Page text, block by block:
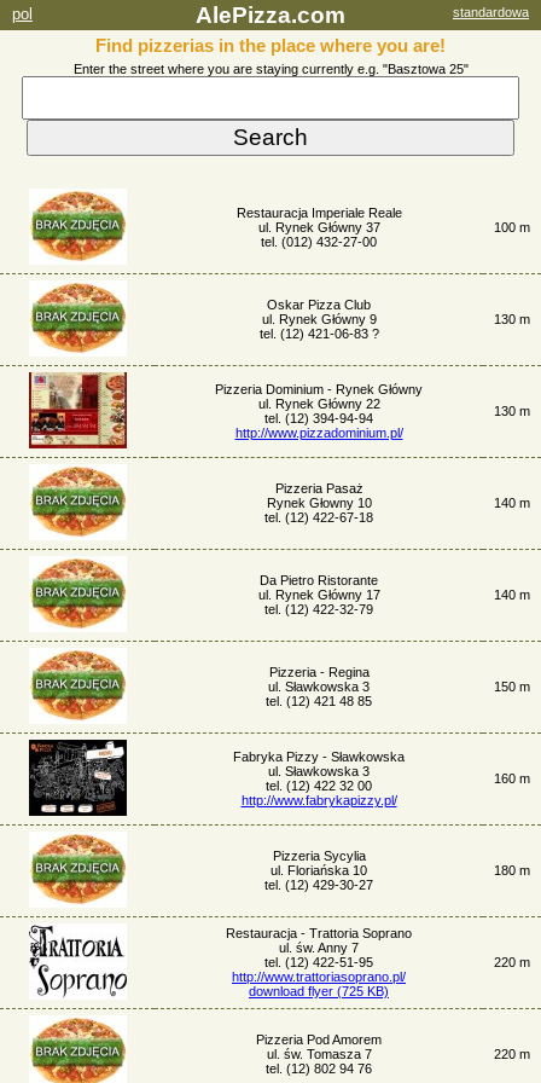
pol AlePizza.com standardowa
Find pizzerias in the place where you are!
Enter the street where you are staying currently e.g. "Basztowa 25"
Restauracja Imperiale Reale
ul. Rynek Główny 37
tel. (012) 432-27-00
100 m
Oskar Pizza Club
ul. Rynek Główny 9
tel. (12) 421-06-83 ?
130 m
Pizzeria Dominium - Rynek Główny
ul. Rynek Główny 22
tel. (12) 394-94-94
http://www.pizzadominium.pl/
130 m
Pizzeria Pasaż
Rynek Głowny 10
tel. (12) 422-67-18
140 m
Da Pietro Ristorante
ul. Rynek Główny 17
tel. (12) 422-32-79
140 m
Pizzeria - Regina
ul. Sławkowska 3
tel. (12) 421 48 85
150 m
Fabryka Pizzy - Sławkowska
ul. Sławkowska 3
tel. (12) 422 32 00
http://www.fabrykapizzy.pl/
160 m
Pizzeria Sycylia
ul. Floriańska 10
tel. (12) 429-30-27
180 m
Restauracja - Trattoria Soprano
ul. św. Anny 7
tel. (12) 422-51-95
http://www.trattoriasoprano.pl/
download flyer (725 KB)
220 m
Pizzeria Pod Amorem
ul. św. Tomasza 7
tel. (12) 802 94 76
220 m